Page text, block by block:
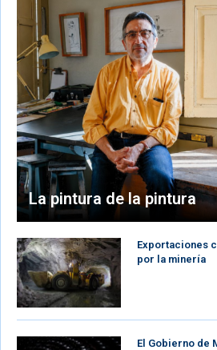
La pintura de la pintura
Exportaciones
por la minería
El Gobierno de